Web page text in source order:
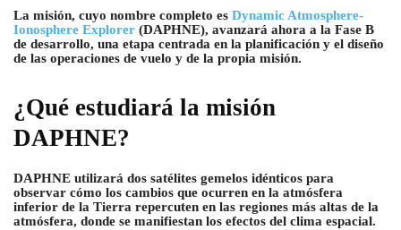
La misión, cuyo nombre completo es Dynamic Atmosphere-
Ionosphere Explorer (DAPHNE), avanzará ahora a la Fase B
de desarrollo, una etapa centrada en la planificación y el diseño
de las operaciones de vuelo y de la propia misión.
¿Qué estudiará la misión
DAPHNE?
DAPHNE utilizará dos satélites gemelos idénticos para
observar cómo los cambios que ocurren en la atmósfera
inferior de la Tierra repercuten en las regiones más altas de la
atmósfera, donde se manifiestan los efectos del clima espacial.